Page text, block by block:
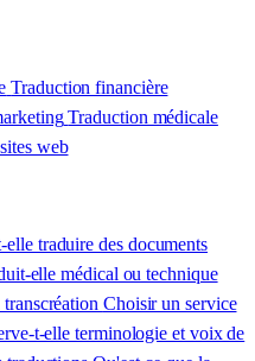
Traduction financière
Traduction médicale
web
elle traduire des documents
elle médical ou technique
Choisir un service
t-elle terminologie et voix de